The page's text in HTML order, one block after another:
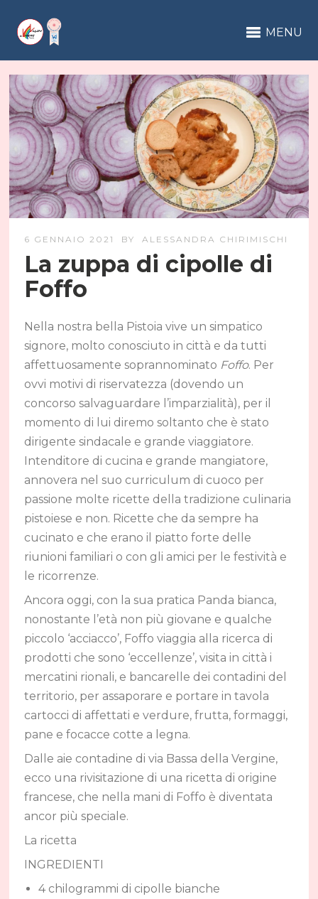
MENU
6 GENNAIO 2021 BY ALESSANDRA CHIRIMISCHI
La zuppa di cipolle di
Foffo
Nella nostra bella Pistoia vive un simpatico
signore, molto conosciuto in città e da tutti
affettuosamente soprannominato Foffo. Per
ovvi motivi di riservatezza (dovendo un
concorso salvaguardare l’imparzialità), per il
momento di lui diremo soltanto che è stato
dirigente sindacale e grande viaggiatore.
Intenditore di cucina e grande mangiatore,
annovera nel suo curriculum di cuoco per
passione molte ricette della tradizione culinaria
pistoiese e non. Ricette che da sempre ha
cucinato e che erano il piatto forte delle
riunioni familiari o con gli amici per le festività e
le ricorrenze.
Ancora oggi, con la sua pratica Panda bianca,
nonostante l’età non più giovane e qualche
piccolo ‘acciacco’, Foffo viaggia alla ricerca di
prodotti che sono ‘eccellenze’, visita in città i
mercatini rionali, e bancarelle dei contadini del
territorio, per assaporare e portare in tavola
cartocci di affettati e verdure, frutta, formaggi,
pane e focacce cotte a legna.
Dalle aie contadine di via Bassa della Vergine,
ecco una rivisitazione di una ricetta di origine
francese, che nella mani di Foffo è diventata
ancor più speciale.
La ricetta
INGREDIENTI
4 chilogrammi di cipolle bianche